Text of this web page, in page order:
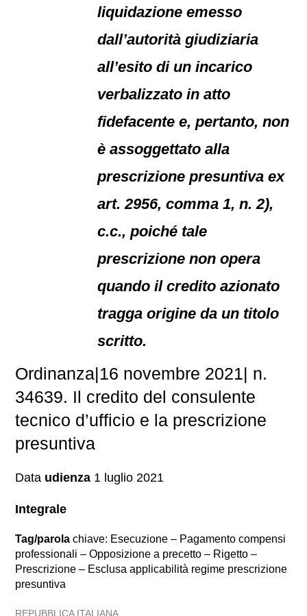
liquidazione emesso
dall’autorità giudiziaria
all’esito di un incarico
verbalizzato in atto
fidefacente e, pertanto, non
è assoggettato alla
prescrizione presuntiva ex
art. 2956, comma 1, n. 2),
c.c., poiché tale
prescrizione non opera
quando il credito azionato
tragga origine da un titolo
scritto.
Ordinanza|16 novembre 2021| n.
34639. Il credito del consulente
tecnico d’ufficio e la prescrizione
presuntiva
Data udienza 1 luglio 2021
Integrale
Tag/parola chiave: Esecuzione – Pagamento compensi
professionali – Opposizione a precetto – Rigetto –
Prescrizione – Esclusa applicabilità regime prescrizione
presuntiva
REPUBBLICA ITALIANA